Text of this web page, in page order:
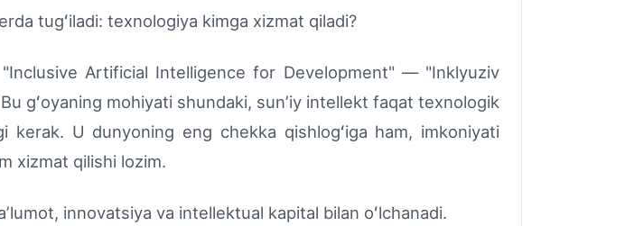
tugʻiladi: texnologiya kimga xizmat qiladi?
Artificial Intelligence for Development" — "Inklyuziv
gʻoyaning mohiyati shundaki, sunʼiy intellekt faqat texnologik
kerak. U dunyoning eng chekka qishlogʻiga ham, imkoniyati
xizmat qilishi lozim.
innovatsiya va intellektual kapital bilan oʻlchanadi.